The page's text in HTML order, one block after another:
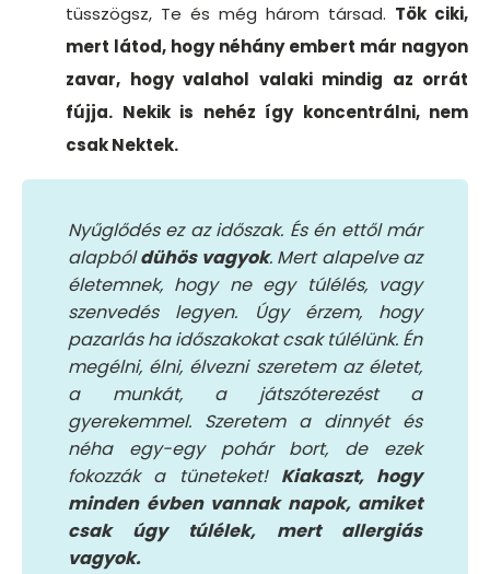
tüsszögsz, Te és még három társad. Tök ciki,
mert látod, hogy néhány embert már nagyon
zavar, hogy valahol valaki mindig az orrát
fújja. Nekik is nehéz így koncentrálni, nem
csak Nektek.
Nyűglődés ez az időszak. És én ettől már
alapbóldühös vagyok. Mert alapelve az
életemnek, hogy ne egy túlélés, vagy
szenvedés legyen. Úgy érzem, hogy
pazarlás ha időszakokat csak túlélünk. Én
megélni, élni, élvezni szeretem az életet,
a munkát, a játszóterezést a
gyerekemmel. Szeretem a dinnyét és
néha egy-egy pohár bort, de ezek
fokozzák a tüneteket! Kiakaszt, hogy
minden évben vannak napok, amiket
csak úgy túlélek, mert allergiás
vagyok.